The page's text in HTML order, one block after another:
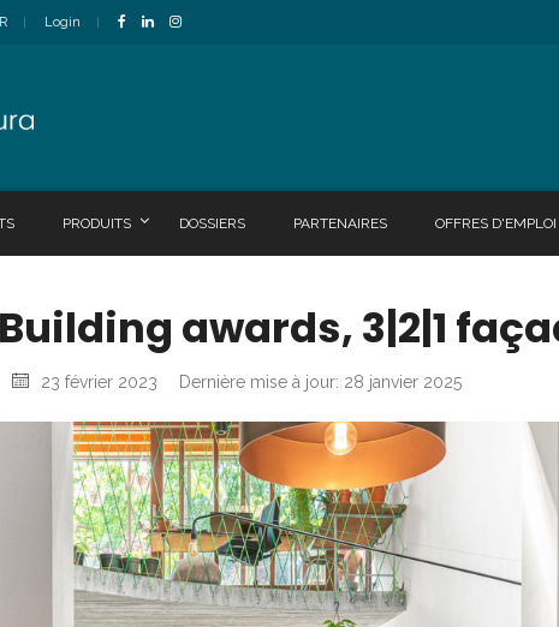
Login
PRODUITS DOSSIERS PARTENAIRES OFFRES D'EMPLOI
awards, 3|2|1
23 février 2023 Dernière mise à jour: 28 janvier 2025